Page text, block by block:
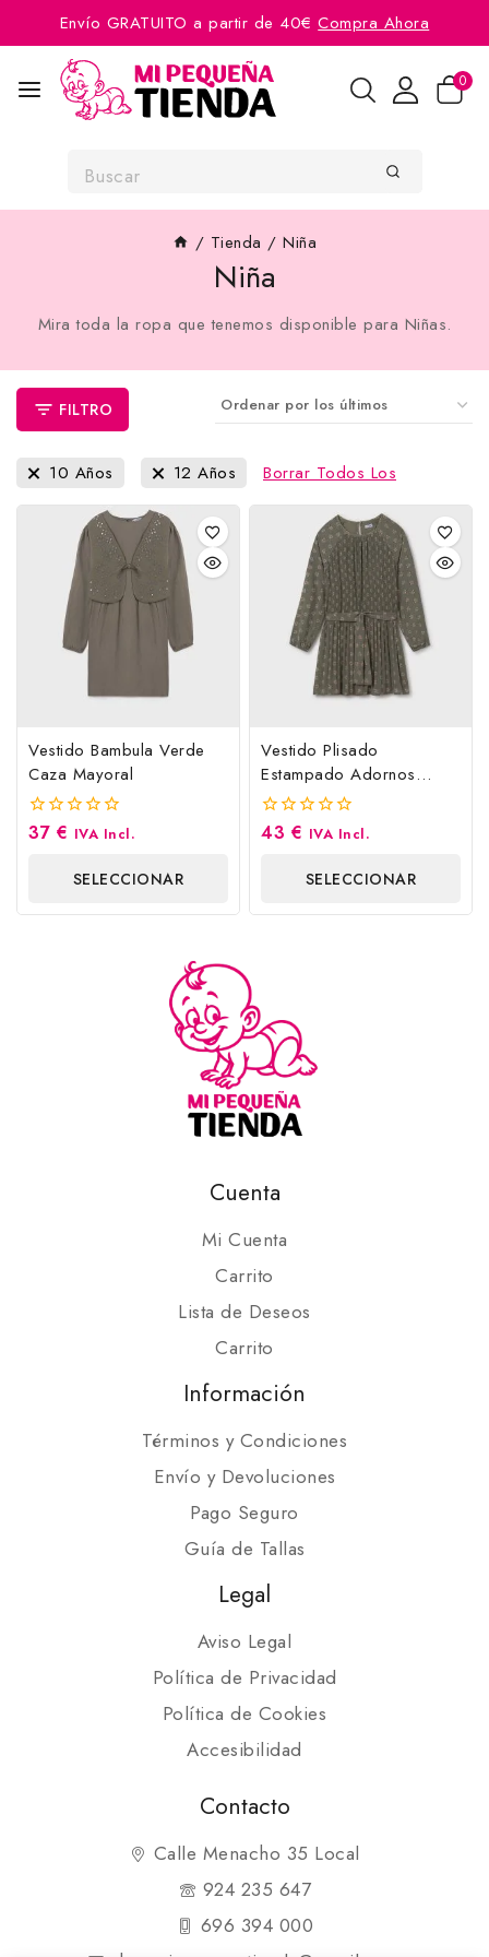
Envío GRATUITO a partir de 40€Compra Ahora
0
/ Tienda / Niña
Niña
Mira toda la ropa que tenemos disponible para Niñas.
FILTRO
10 Años 12 Años Borrar Todos Los
Vestido Bambula Verde
Caza Mayoral
0
37 € IVA Incl.
SELECCIONAR
OPCIONES
Vestido Plisado
Estampado Adornos
Cinturón Mayoral
0
43 € IVA Incl.
SELECCIONAR
OPCIONES
Cuenta
Mi Cuenta
Carrito
Lista de Deseos
Carrito
Información
Términos y Condiciones
Envío y Devoluciones
Pago Seguro
Guía de Tallas
Legal
Aviso Legal
Política de Privacidad
Política de Cookies
Accesibilidad
Contacto
Calle Menacho 35 Local
924 235 647
696 394 000